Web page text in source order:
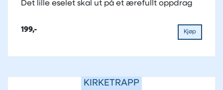
Det lille eselet skal ut på et ærefullt oppdrag
199,- Kjøp
KIRKETRAPP